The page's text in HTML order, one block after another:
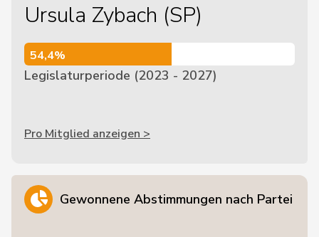
Ursula Zybach (SP)
54,4%
54,4%
Legislaturperiode (2023 - 2027)
Pro Mitglied anzeigen >
Gewonnene Abstimmungen nach Partei